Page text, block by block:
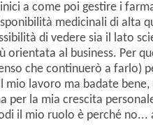
a come poi gestire i
medicinali di alta
di vedere sia il lato
orientata al business. Per
che continuerò a farlo)
mio lavoro ma badate bene,
per la mia crescita
il mio ruolo è perché no...